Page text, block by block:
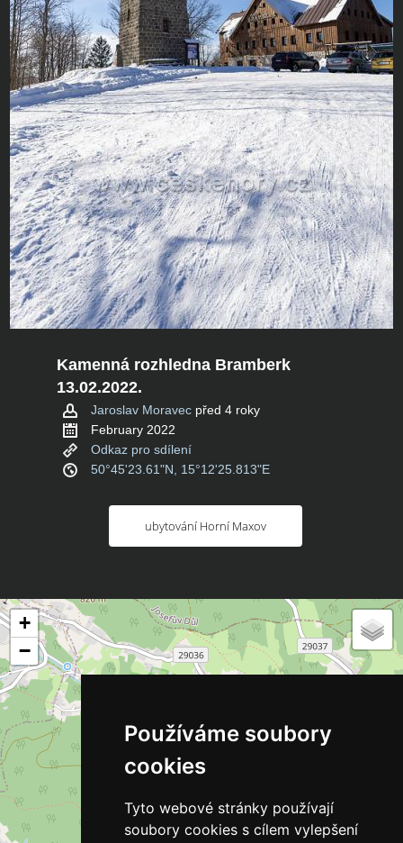
Používáme soubory
cookies
Tyto webové stránky používají
soubory cookies s cílem vylepšení
Kamenná rozhledna Bramberk
13.02.2022.
Jaroslav Moravec před 4 roky
February 2022
Odkaz pro sdílení
50°45'23.61"N, 15°12'25.813"E
ubytování Horní Maxov
+
−